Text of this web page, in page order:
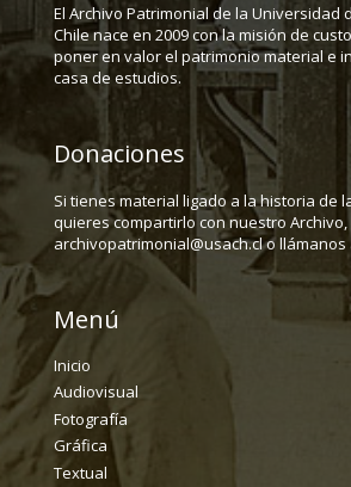
El Archivo Patrimonial de la Universidad
Chile nace en 2009 con la misión de
poner en valor el patrimonio material e
casa de estudios.
Donaciones
Si tienes material ligado a la historia de
quieres compartirlo con nuestro
archivopatrimonial@usach.cl o llámanos
Menú
Inicio
Audiovisual
Fotografía
Gráfica
Textual